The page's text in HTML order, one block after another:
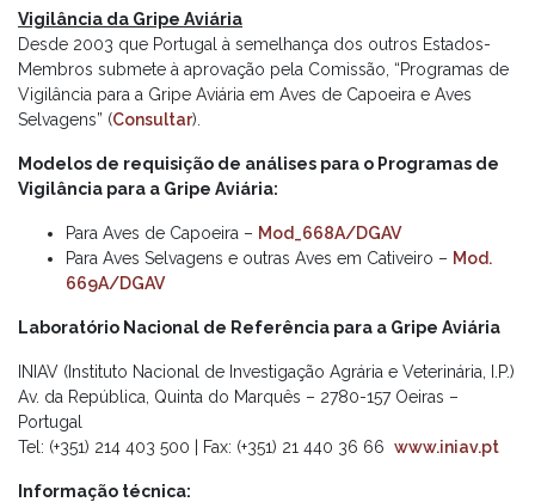
Vigilância da Gripe Aviária
Desde 2003 que Portugal à semelhança dos outros Estados-
Membros submete à aprovação pela Comissão, “Programas de
Vigilância para a Gripe Aviária em Aves de Capoeira e Aves
Selvagens” (Consultar).
Modelos de requisição de análises para o Programas de
Vigilância para a Gripe Aviária:
Para Aves de Capoeira – Mod_668A/DGAV
Para Aves Selvagens e outras Aves em Cativeiro – Mod.
669A/DGAV
Laboratório Nacional de Referência para a Gripe Aviária
INIAV (Instituto Nacional de Investigação Agrária e Veterinária, I.P.)
Av. da República, Quinta do Marquês – 2780-157 Oeiras –
Portugal
Tel: (+351) 214 403 500 | Fax: (+351) 21 440 36 66 www.iniav.pt
Informação técnica: